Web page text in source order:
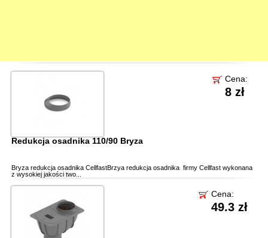
Redukcja osadnika 110/90 Bryza
Bryza redukcja osadnika CellfastBrzya redukcja osadnika firmy Cellfast wykonana
z wysokiej jakości two...
Cena:
8 zł
Cena:
49.3 zł